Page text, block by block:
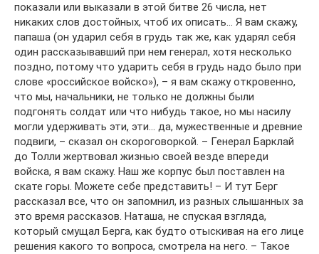
показали или выказали в этой битве 26 числа, нет
никаких слов достойных, чтоб их описать… Я вам скажу,
папаша (он ударил себя в грудь так же, как ударял себя
один рассказывавший при нем генерал, хотя несколько
поздно, потому что ударить себя в грудь надо было при
слове «российское войско»), – я вам скажу откровенно,
что мы, начальники, не только не должны были
подгонять солдат или что нибудь такое, но мы насилу
могли удерживать эти, эти… да, мужественные и древние
подвиги, – сказал он скороговоркой. – Генерал Барклай
до Толли жертвовал жизнью своей везде впереди
войска, я вам скажу. Наш же корпус был поставлен на
скате горы. Можете себе представить! – И тут Берг
рассказал все, что он запомнил, из разных слышанных за
это время рассказов. Наташа, не спуская взгляда,
который смущал Берга, как будто отыскивая на его лице
решения какого то вопроса, смотрела на него. – Такое